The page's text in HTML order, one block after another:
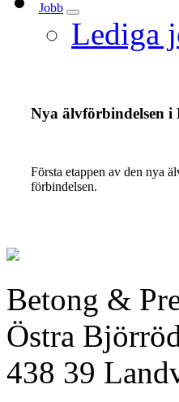
Jobb
Lediga
Nya älvförbindelsen i
Första etappen av den nya
förbindelsen.
Betong &
Östra
438 39